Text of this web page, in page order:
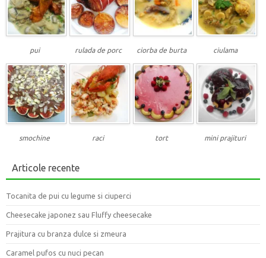
pui rulada de porc ciorba de burta ciulama
smochine raci tort mini prajituri
Articole recente
Tocanita de pui cu legume si ciuperci
Cheesecake japonez sau Fluffy cheesecake
Prajitura cu branza dulce si zmeura
Caramel pufos cu nuci pecan